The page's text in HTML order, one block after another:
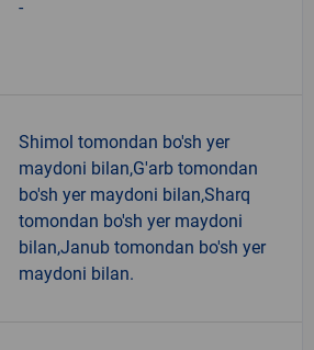
-
Shimol tomondan bo'sh yer
maydoni bilan,G'arb tomondan
bo'sh yer maydoni bilan,Sharq
tomondan bo'sh yer maydoni
bilan,Janub tomondan bo'sh yer
maydoni bilan.